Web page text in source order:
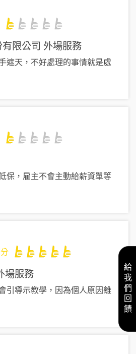
限公司 外場服務
遮天，不好處理的事情就是處
保，雇主不會主動給薪資單等
分
場服務
引導示教學，因為個人原因離
給我們回饋